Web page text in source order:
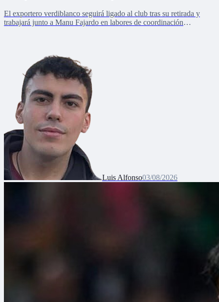
El exportero verdiblanco seguirá ligado al club tras su retirada y
trabajará junto a Manu Fajardo en labores de coordinación
Luis Alfonso03/08/2026